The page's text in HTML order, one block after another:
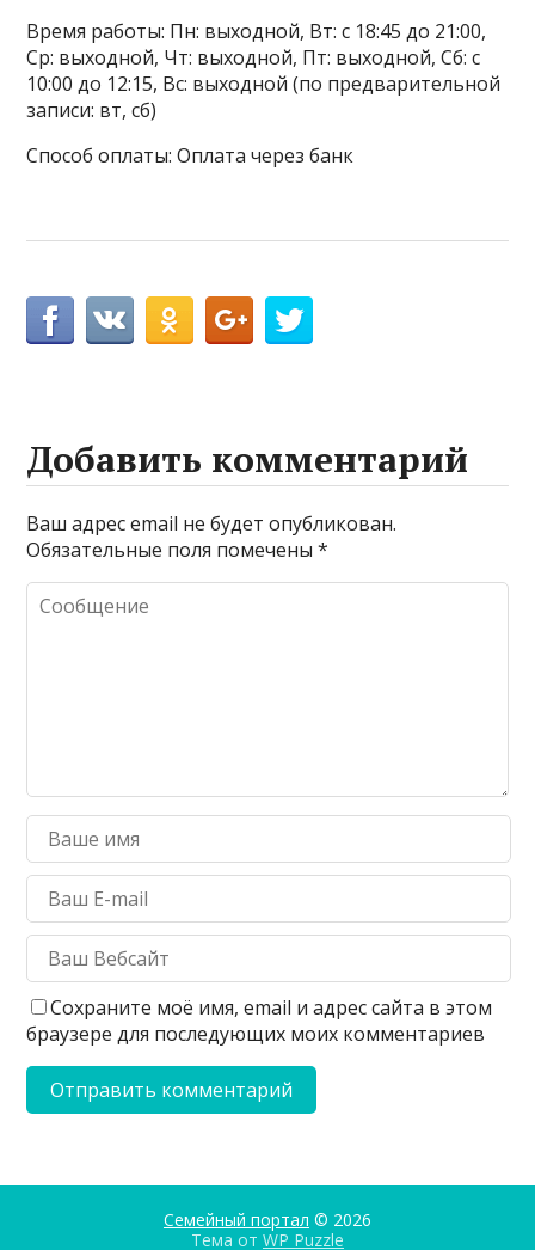
Время работы: Пн: выходной, Вт: с 18:45 до 21:00,
Ср: выходной, Чт: выходной, Пт: выходной, Сб: с
10:00 до 12:15, Вс: выходной (по предварительной
записи: вт, сб)
Способ оплаты: Оплата через банк
Добавить комментарий
Ваш адрес email не будет опубликован.
Обязательные поля помечены*
Сохраните моё имя, email и адрес сайта в этом
браузере для последующих моих комментариев
Семейный портал © 2026
Тема от WP Puzzle